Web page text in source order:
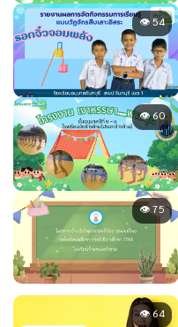
👁 54
👁 60
👁 75
👁 64